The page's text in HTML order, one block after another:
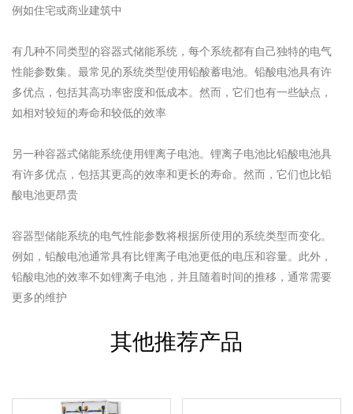
例如住宅或商业建筑中
有几种不同类型的容器式储能系统，每个系统都有自己独特的电气
性能参数集。最常见的系统类型使用铅酸蓄电池。铅酸电池具有许
多优点，包括其高功率密度和低成本。然而，它们也有一些缺点，
如相对较短的寿命和较低的效率
另一种容器式储能系统使用锂离子电池。锂离子电池比铅酸电池具
有许多优点，包括其更高的效率和更长的寿命。然而，它们也比铅
酸电池更昂贵
容器型储能系统的电气性能参数将根据所使用的系统类型而变化。
例如，铅酸电池通常具有比锂离子电池更低的电压和容量。此外，
铅酸电池的效率不如锂离子电池，并且随着时间的推移，通常需要
更多的维护
其他推荐产品